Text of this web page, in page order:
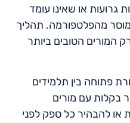
גרועות או שאינו עומד
מהפלטפורמה. תהליך
הטובים ביותר
פתוחה בין תלמידים
בקלות עם מורים
או להבהיר כל ספק לפני